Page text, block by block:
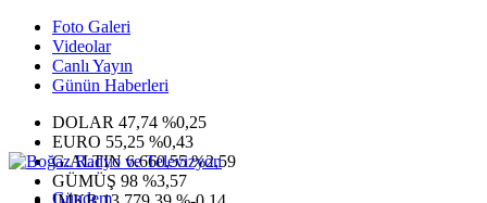
Foto Galeri
Videolar
Canlı Yayın
Günün Haberleri
DOLAR 47,74 %0,25
EURO 55,25 %0,43
G.ALTIN6.660,55 %2,59
GÜMÜŞ 98 %3,57
Gündem